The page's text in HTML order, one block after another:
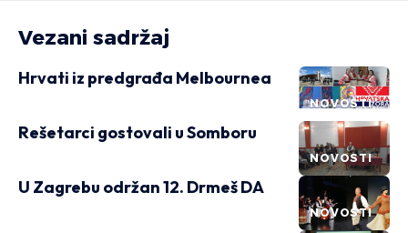
Vezani sadržaj
NOVOSTI
Hrvati iz predgrađa Melbournea
NOVOSTI
Rešetarci gostovali u Somboru
NOVOSTI
U Zagrebu održan 12. Drmeš DA